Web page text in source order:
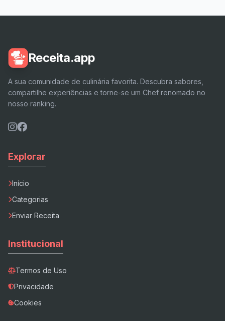
Receita.app
A sua comunidade de culinária favorita. Descubra sabores,
compartilhe experiências e torne-se um Chef renomado no
nosso ranking.
Explorar
Início
Categorias
Enviar Receita
Institucional
Termos de Uso
Privacidade
Cookies